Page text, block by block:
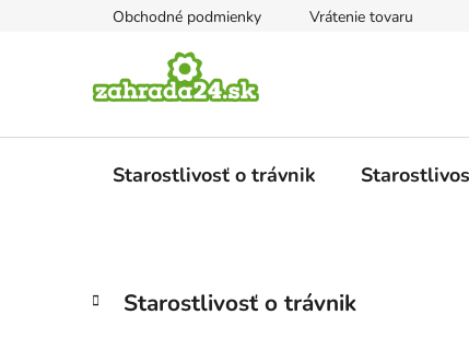
Obchodné podmienky Vrátenie tovaru
Starostlivosť o trávnik
BPreskočiť
kategórie
K
a
Starostlivosť o trávnik